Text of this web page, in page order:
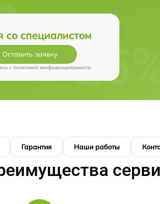
со специалистом
Оставить заявку
c политикой конфиденциальности
Гарантия Наши работы